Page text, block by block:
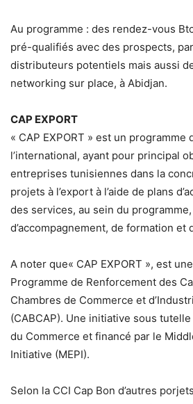
Au programme : des rendez-vous
pré-qualifiés avec des prospects,
distributeurs potentiels mais aussi
networking sur place, à Abidjan.
CAP EXPORT
« CAP EXPORT » est un programme
l’international, ayant pour principal
entreprises tunisiennes dans la
projets à l’export à l’aide de plans
des services, au sein du
d’accompagnement, de formation et
A noter que« CAP EXPORT », est
Programme de Renforcement des
Chambres de Commerce et
(CABCAP). Une initiative sous
du Commerce et financé par le
Initiative (MEPI).
Selon la CCI Cap Bon d’autres